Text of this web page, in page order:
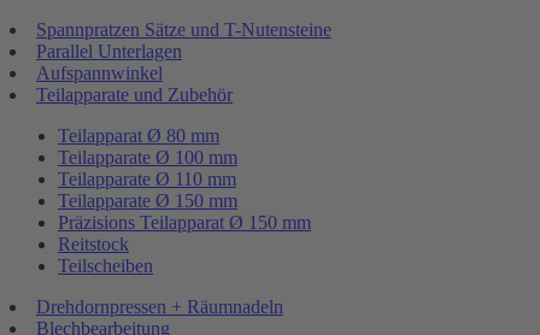
Spannpratzen Sätze und T-Nutensteine
Parallel Unterlagen
Aufspannwinkel
Teilapparate und Zubehör
Teilapparat Ø 80 mm
Teilapparate Ø 100 mm
Teilapparate Ø 110 mm
Teilapparate Ø 150 mm
Präzisions Teilapparat Ø 150 mm
Reitstock
Teilscheiben
Drehdornpressen + Räumnadeln
Blechbearbeitung